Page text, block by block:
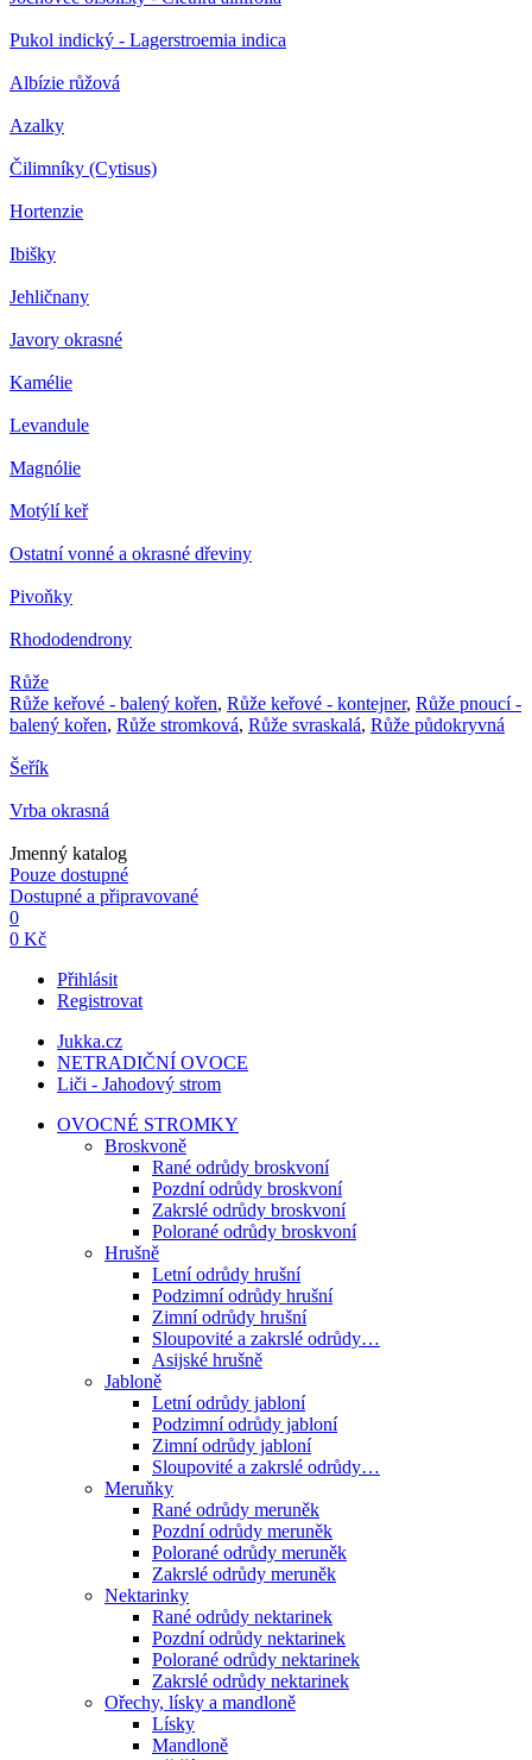
Pukol indický - Lagerstroemia indica
Albízie růžová
Azalky
Čilimníky (Cytisus)
Hortenzie
Ibišky
Jehličnany
Javory okrasné
Kamélie
Levandule
Magnólie
Motýlí keř
Ostatní vonné a okrasné dřeviny
Pivoňky
Rhododendrony
Růže
Růže keřové - balený kořen, Růže keřové - kontejner, Růže pnoucí -
balený kořen, Růže stromková, Růže svraskalá, Růže půdokryvná
Šeřík
Vrba okrasná
Jmenný katalog
Pouze dostupné
Dostupné a připravované
0
0 Kč
Přihlásit
Registrovat
Jukka.cz
NETRADIČNÍ OVOCE
Liči - Jahodový strom
OVOCNÉ STROMKY
Broskvoně
Rané odrůdy broskvoní
Pozdní odrůdy broskvoní
Zakrslé odrůdy broskvoní
Polorané odrůdy broskvoní
Hrušně
Letní odrůdy hrušní
Podzimní odrůdy hrušní
Zimní odrůdy hrušní
Sloupovité a zakrslé odrůdy…
Asijské hrušně
Jabloně
Letní odrůdy jabloní
Podzimní odrůdy jabloní
Zimní odrůdy jabloní
Sloupovité a zakrslé odrůdy…
Meruňky
Rané odrůdy meruněk
Pozdní odrůdy meruněk
Polorané odrůdy meruněk
Zakrslé odrůdy meruněk
Nektarinky
Rané odrůdy nektarinek
Pozdní odrůdy nektarinek
Polorané odrůdy nektarinek
Zakrslé odrůdy nektarinek
Ořechy, lísky a mandloně
Lísky
Mandloně